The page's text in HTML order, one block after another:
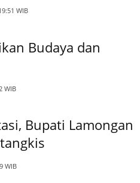
WIB
Budaya dan
WIB
Bupati Lamongan
WIB